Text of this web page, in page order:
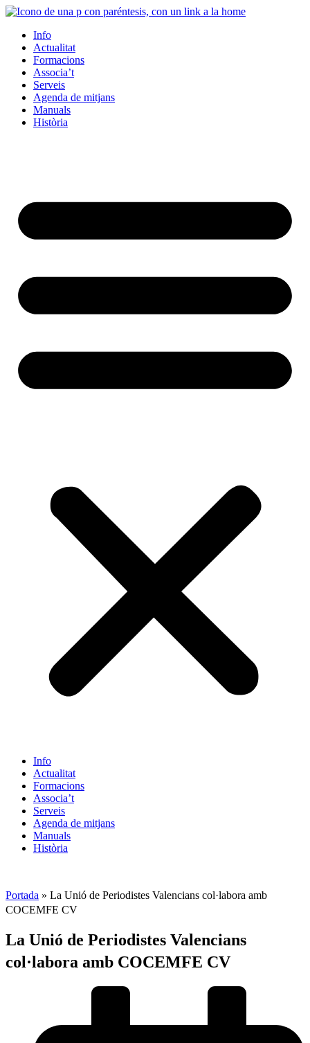
Info
Actualitat
Formacions
Associa’t
Serveis
Agenda de mitjans
Manuals
Història
Info
Actualitat
Formacions
Associa’t
Serveis
Agenda de mitjans
Manuals
Història
Portada » La Unió de Periodistes Valencians col·labora amb
COCEMFE CV
La Unió de Periodistes Valencians
col·labora amb COCEMFE CV